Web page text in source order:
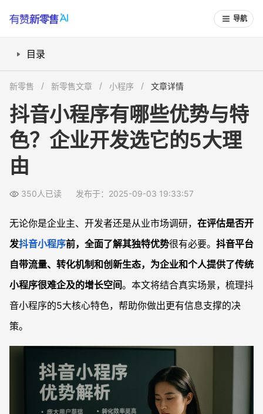
导航
目录
内容营销与私域增长有怎样的创新？
技术开发和接入难度高吗？
抖音小程序和微信小程序最大的区别是什么？
抖音小程序可以和哪些营销玩法结合？
门店零售商值得开发抖音小程序吗？
新零售 新零售文章 小程序 文章详情
抖音小程序有哪些优势与特
色？企业开发选它的5大理
由
350人已读 发布于：2025-09-03 19:33:57
无论你是企业主、开发者还是从业市场调研， 在评估是否开
发抖音小程序前，全面了解其独特优势很有必要。 抖音平台
自带流量、转化机制和创新生态，为企业和个人提供了传统
小程序很难企及的增长空间。本文将结合真实场景，梳理抖
音小程序的5大核心特色，帮助你做出更有信息支撑的决
策。